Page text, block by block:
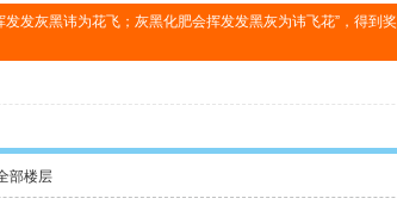
发灰黑讳为花飞；灰黑化肥会挥发发黑灰为讳飞花”，得到奖
部楼层